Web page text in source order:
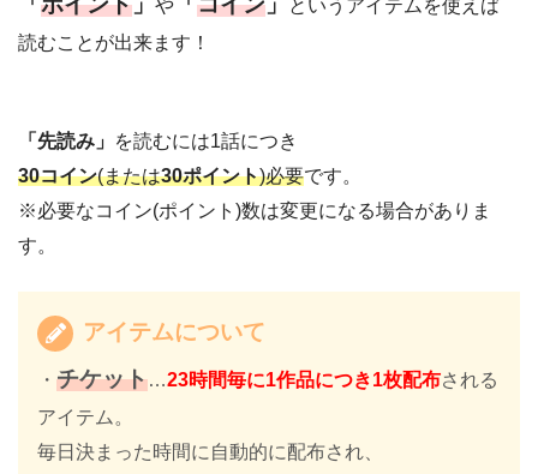
や
というアイテムを使えば
読むことが出来ます！
「先読み」 を読むには1話につき
30コイン(または30ポイント)必要です。
※必要なコイン(ポイント)数は変更になる場合がありま
す。
アイテムについて
・ チケット…23時間毎に1作品につき1枚配布される
アイテム。
毎日決まった時間に自動的に配布され、